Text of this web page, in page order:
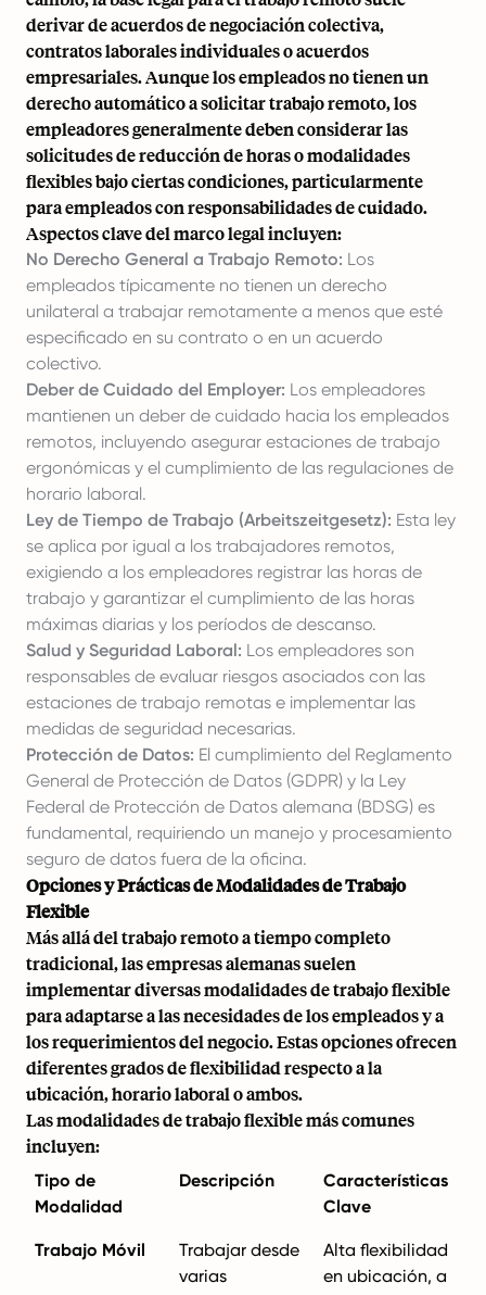
derivar de acuerdos de negociación colectiva,
contratos laborales individuales o acuerdos
empresariales. Aunque los empleados no tienen un
derecho automático a solicitar trabajo remoto, los
empleadores generalmente deben considerar las
solicitudes de reducción de horas o modalidades
flexibles bajo ciertas condiciones, particularmente
para empleados con responsabilidades de cuidado.
Aspectos clave del marco legal incluyen:
No Derecho General a Trabajo Remoto: Los
empleados típicamente no tienen un derecho
unilateral a trabajar remotamente a menos que esté
especificado en su contrato o en un acuerdo
colectivo.
Deber de Cuidado del Employer: Los empleadores
mantienen un deber de cuidado hacia los empleados
remotos, incluyendo asegurar estaciones de trabajo
ergonómicas y el cumplimiento de las regulaciones de
horario laboral.
Ley de Tiempo de Trabajo (Arbeitszeitgesetz): Esta ley
se aplica por igual a los trabajadores remotos,
exigiendo a los empleadores registrar las horas de
trabajo y garantizar el cumplimiento de las horas
máximas diarias y los períodos de descanso.
Salud y Seguridad Laboral: Los empleadores son
responsables de evaluar riesgos asociados con las
estaciones de trabajo remotas e implementar las
medidas de seguridad necesarias.
Protección de Datos: El cumplimiento del Reglamento
General de Protección de Datos (GDPR) y la Ley
Federal de Protección de Datos alemana (BDSG) es
fundamental, requiriendo un manejo y procesamiento
seguro de datos fuera de la oficina.
Opciones y Prácticas de Modalidades de Trabajo
Flexible
Más allá del trabajo remoto a tiempo completo
tradicional, las empresas alemanas suelen
implementar diversas modalidades de trabajo flexible
para adaptarse a las necesidades de los empleados y a
los requerimientos del negocio. Estas opciones ofrecen
diferentes grados de flexibilidad respecto a la
ubicación, horario laboral o ambos.
Las modalidades de trabajo flexible más comunes
incluyen:
Tipo de
Modalidad
Descripción
Características
Clave
Trabajo Móvil
Trabajar desde
varias
Alta flexibilidad
en ubicación, a